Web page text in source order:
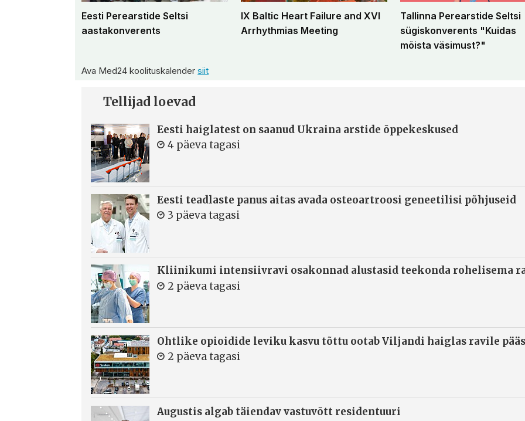
Eesti Perearstide Seltsi
aastakonverents
IX Baltic Heart Failure and XVI
Arrhythmias Meeting
Tallinna Perearstide Seltsi
sügiskonverents "Kuidas
mõista väsimust?"
Ava Med24 koolituskalendersiit
Tellijad loevad
Eesti haiglatest on saanud Ukraina arstide õppekeskused
4 päeva tagasi
Eesti teadlaste panus aitas avada osteoartroosi geneetilisi põhjuseid
3 päeva tagasi
Kliinikumi intensiivravi osakonnad alustasid teekonda rohelisema
2 päeva tagasi
Ohtlike opioidide leviku kasvu tõttu ootab Viljandi haiglas ravile
2 päeva tagasi
Augustis algab täiendav vastuvõtt residentuuri